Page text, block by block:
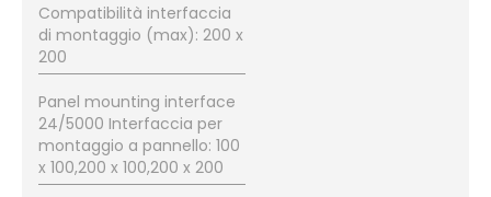
Compatibilità interfaccia
di montaggio (max): 200 x
200
Panel mounting interface
24/5000 Interfaccia per
montaggio a pannello: 100
x 100,200 x 100,200 x 200